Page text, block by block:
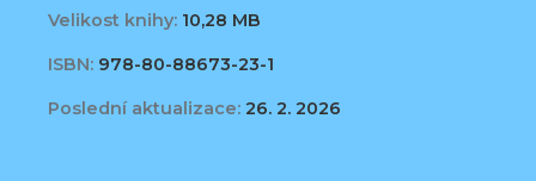
Velikost knihy: 10,28 MB
ISBN: 978-80-88673-23-1
Poslední aktualizace: 26. 2. 2026